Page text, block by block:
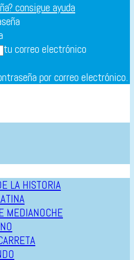
consigue ayuda
tu correo electrónico
por correo electrónico.
LA HISTORIA
MEDIANOCHE